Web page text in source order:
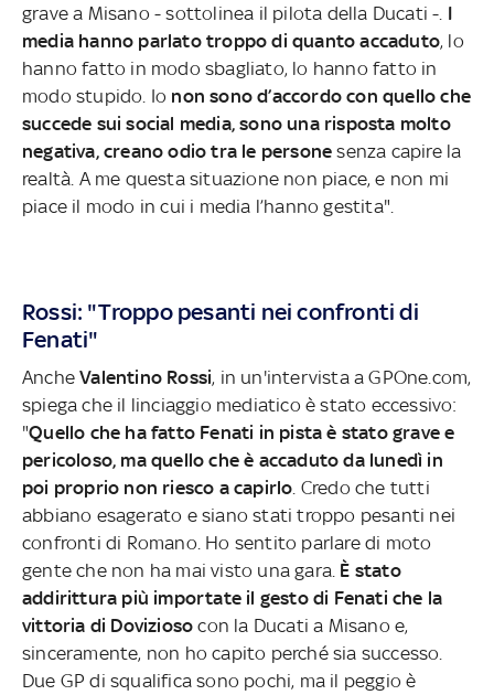
grave a Misano - sottolinea il pilota della Ducati -. I
media hanno parlato troppo di quanto accaduto, lo
hanno fatto in modo sbagliato, lo hanno fatto in
modo stupido. Io non sono d’accordo con quello che
succede sui social media, sono una risposta molto
negativa, creano odio tra le persone senza capire la
realtà. A me questa situazione non piace, e non mi
piace il modo in cui i media l’hanno gestita".
Rossi: "Troppo pesanti nei confronti di
Fenati"
AncheValentino Rossi, in un'intervista a GPOne.com,
spiega che il linciaggio mediatico è stato eccessivo:
"Quello che ha fatto Fenati in pista è stato grave e
pericoloso, ma quello che è accaduto da lunedì in
poi proprio non riesco a capirlo . Credo che tutti
abbiano esagerato e siano stati troppo pesanti nei
confronti di Romano. Ho sentito parlare di moto
gente che non ha mai visto una gara. È stato
addirittura più importate il gesto di Fenati che la
vittoria di Dovizioso con la Ducati a Misano e,
sinceramente, non ho capito perché sia successo.
Due GP di squalifica sono pochi, ma il peggio è